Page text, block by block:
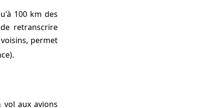
retranscrire
permet